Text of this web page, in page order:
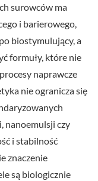
surowców ma
i barierowego,
biostymulujący, a
formuły, które nie
naprawcze
nie ogranicza się
nanoemulsji czy
i stabilność
znaczenie
są biologicznie